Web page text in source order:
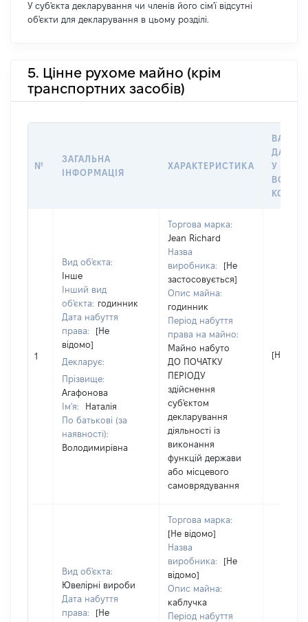
У суб'єкта декларування чи членів його сім'ї відсутні
об'єкти для декларування в цьому розділі.
5. Цінне рухоме майно (крім
транспортних засобів)
№
ЗАГАЛЬНА
ІНФОРМАЦІЯ
ХАРАКТЕРИСТИКА
ДАТУ
У
1
Вид об'єкта:
Інше
Інший вид
об'єкта: годинник
Дата набуття
права:
[Не
відомо]
Декларує:
Прізвище:
Агафонова
Ім'я:
Наталія
По батькові (за
наявності):
Володимирівна
Торгова марка:
Jean Richard
Назва
виробника:
[Не
застосовується]
Опис майна:
годинник
Період набуття
права на майно:
Майно набуто
ДО ПОЧАТКУ
ПЕРІОДУ
здійснення
суб'єктом
декларування
діяльності із
виконання
функцій держави
або місцевого
самоврядування
[Не
Вид об'єкта:
Ювелірні вироби
Дата набуття
права:
[Не
Торгова марка:
[Не відомо]
Назва
виробника:
[Не
відомо]
Опис майна:
каблучка
Період набуття